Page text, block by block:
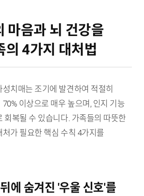
마음과 뇌 건강을
의 4가지 대처법
치매는 조기에 발견하여 적절히
이상으로 매우 높으며, 인지 기능
회복될 수 있습니다. 가족들의 따뜻한
가 필요한 핵심 수칙 4가지를
에 숨겨진 '우울 신호'를